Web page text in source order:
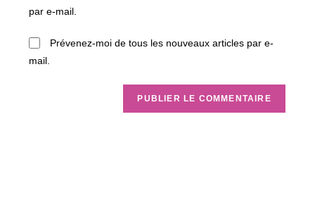
(facultatif)
par e-mail.
Prévenez-moi de tous les nouveaux articles par e-
mail.